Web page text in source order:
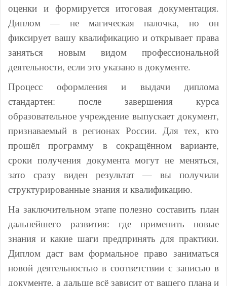
оценки и формируется итоговая документация.
Диплом — не магическая палочка, но он
фиксирует вашу квалификацию и открывает права
заняться новым видом профессиональной
деятельности, если это указано в документе.
Процесс оформления и выдачи диплома
стандартен: после завершения курса
образовательное учреждение выпускает документ,
признаваемый в регионах России. Для тех, кто
прошёл программу в сокращённом варианте,
сроки получения документа могут не меняться,
зато сразу виден результат — вы получили
структурированные знания и квалификацию.
На заключительном этапе полезно составить план
дальнейшего развития: где применить новые
знания и какие шаги предпринять для практики.
Диплом даст вам формальное право заниматься
новой деятельностью в соответствии с записью в
документе, а дальше всё зависит от вашего плана и